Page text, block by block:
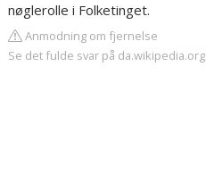
nøglerolle i Folketinget.
Anmodning om fjernelse
Se det fulde svar på da.wikipedia.org